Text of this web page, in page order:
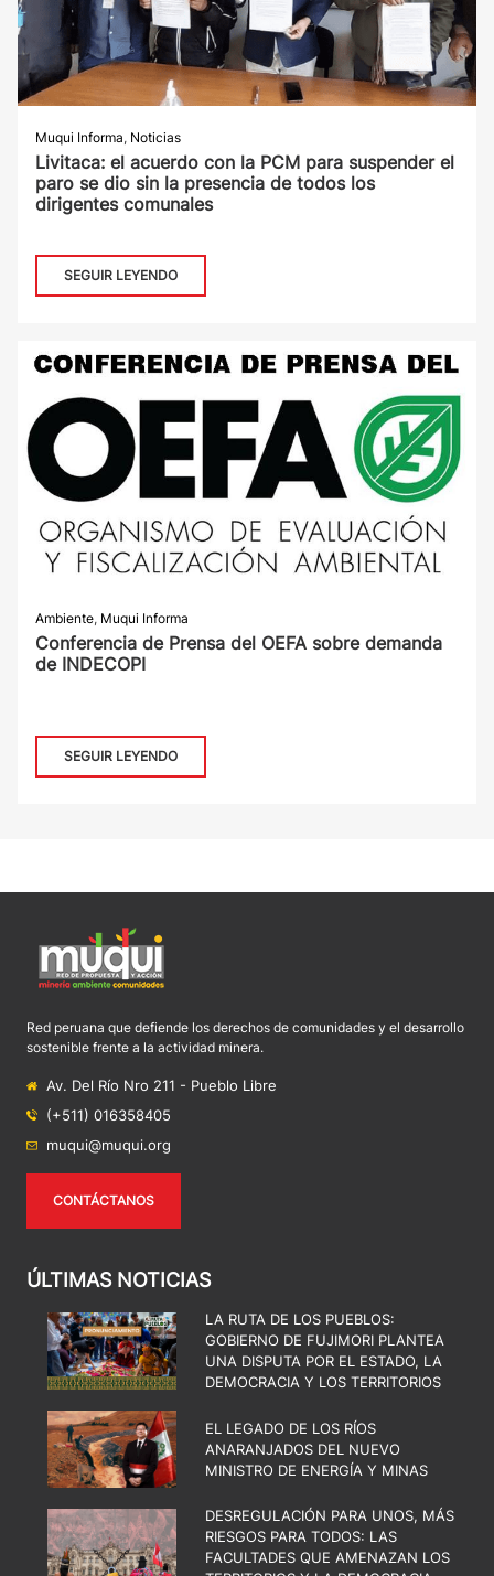
Muqui Informa, Noticias
Livitaca: el acuerdo con la PCM para suspender el
paro se dio sin la presencia de todos los
dirigentes comunales
SEGUIR LEYENDO
Ambiente, Muqui Informa
Conferencia de Prensa del OEFA sobre demanda
de INDECOPI
SEGUIR LEYENDO
Red peruana que defiende los derechos de comunidades y el desarrollo
sostenible frente a la actividad minera.
Av. Del Río Nro 211 - Pueblo Libre
(+511) 016358405
muqui@muqui.org
CONTÁCTANOS
ÚLTIMAS NOTICIAS
LA RUTA DE LOS PUEBLOS:
GOBIERNO DE FUJIMORI PLANTEA
UNA DISPUTA POR EL ESTADO, LA
DEMOCRACIA Y LOS TERRITORIOS
EL LEGADO DE LOS RÍOS
ANARANJADOS DEL NUEVO
MINISTRO DE ENERGÍA Y MINAS
DESREGULACIÓN PARA UNOS, MÁS
RIESGOS PARA TODOS: LAS
FACULTADES QUE AMENAZAN LOS